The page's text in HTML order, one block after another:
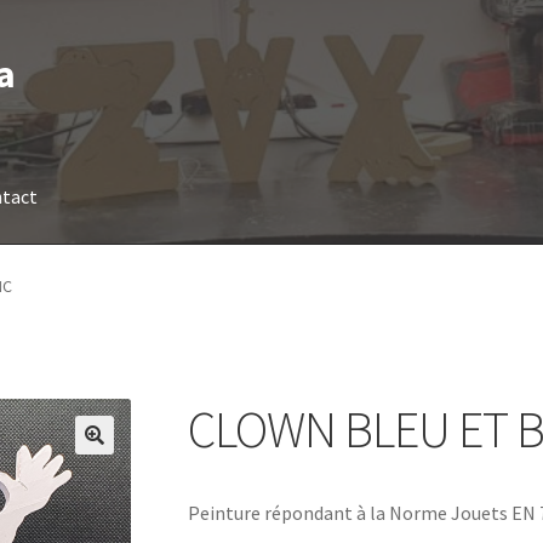
CLOWN BLEU ET
Peinture répondant à la Norme Jouets EN